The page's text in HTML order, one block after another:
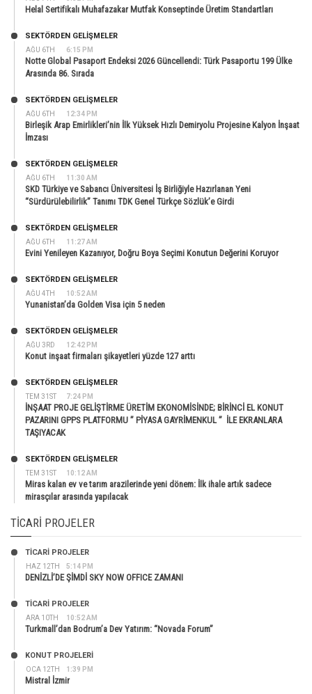
Helal Sertifikalı Muhafazakar Mutfak Konseptinde Üretim Standartları
AĞU 6TH 6:15 PM
SEKTÖRDEN GELIŞMELER
Notte Global Pasaport Endeksi 2026 Güncellendi: Türk Pasaportu 199 Ülke
Arasında 86. Sırada
AĞU 6TH 12:34 PM
SEKTÖRDEN GELIŞMELER
Birleşik Arap Emirlikleri’nin İlk Yüksek Hızlı Demiryolu Projesine Kalyon İnşaat
İmzası
AĞU 6TH 11:30 AM
SEKTÖRDEN GELIŞMELER
SKD Türkiye ve Sabancı Üniversitesi İş Birliğiyle Hazırlanan Yeni
“Sürdürülebilirlik” Tanımı TDK Genel Türkçe Sözlük’e Girdi
AĞU 6TH 11:27 AM
SEKTÖRDEN GELIŞMELER
Evini Yenileyen Kazanıyor, Doğru Boya Seçimi Konutun Değerini Koruyor
AĞU 4TH 10:52 AM
SEKTÖRDEN GELIŞMELER
Yunanistan’da Golden Visa için 5 neden
AĞU 3RD 12:42 PM
SEKTÖRDEN GELIŞMELER
Konut inşaat firmaları şikayetleri yüzde 127 arttı
TEM 31ST 7:24 PM
SEKTÖRDEN GELIŞMELER
İNŞAAT PROJE GELİŞTİRME ÜRETİM EKONOMİSİNDE; BİRİNCİ EL KONUT
PAZARINI GPPS PLATFORMU ” PİYASA GAYRİMENKUL ” İLE EKRANLARA
TAŞIYACAK
TEM 31ST 10:12 AM
SEKTÖRDEN GELIŞMELER
Miras kalan ev ve tarım arazilerinde yeni dönem: İlk ihale artık sadece
mirasçılar arasında yapılacak
TICARI PROJELER
HAZ 12TH 5:14 PM
TİCARİ PROJELER
DENİZLİ’DE ŞİMDİ SKY NOW OFFICE ZAMANI
ARA 10TH 10:52 AM
TİCARİ PROJELER
Turkmall’dan Bodrum’a Dev Yatırım: “Novada Forum”
OCA 12TH 1:39 PM
KONUT PROJELERI
Mistral İzmir